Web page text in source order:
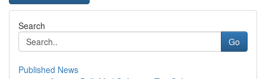
Search
Go
Published News